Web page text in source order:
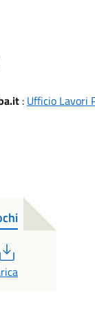
: Ufficio Lavori